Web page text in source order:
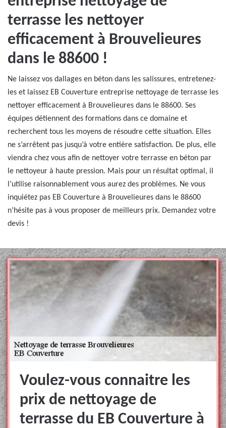
terrasse les nettoyer
efficacement à Brouvelieures
dans le 88600 !
Ne laissez vos dallages en béton dans les salissures, entretenez-
les et laissez EB Couverture entreprise nettoyage de terrasse les
nettoyer efficacement à Brouvelieures dans le 88600. Ses
équipes détiennent des formations dans ce domaine et
recherchent tous les moyens de résoudre cette situation. Elles
ne s’arrêtent pas jusqu’à votre entière satisfaction. De plus, elle
viendra chez vous afin de nettoyer votre terrasse en béton par
le nettoyeur à haute pression. Mais pour un résultat optimal, il
l’utilise raisonnablement vous aurez des problèmes. Ne vous
inquiétez pas EB Couverture à Brouvelieures dans le 88600
n’hésite pas à vous proposer de meilleurs prix. Demandez votre
devis !
Voulez-vous connaitre les
prix de nettoyage de
terrasse du EB Couverture à